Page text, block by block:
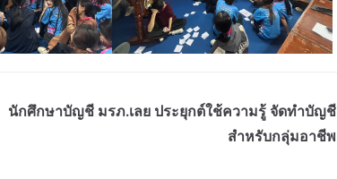
นักศึกษาบัญชี มรภ.เลย ประยุกต์ใช้ความรู้ จัดทำบัญชี
สำหรับกลุ่มอาชีพ